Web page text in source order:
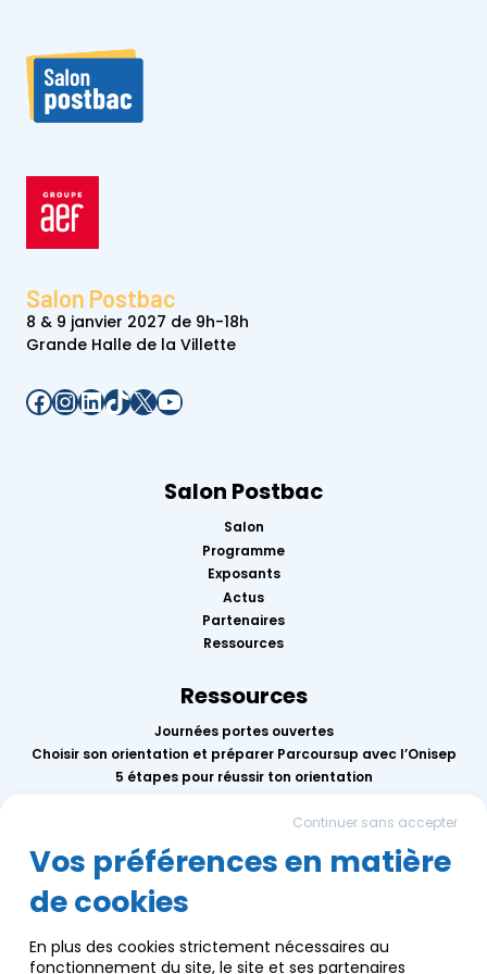
Salon Postbac
8 & 9 janvier 2027 de 9h-18h
Grande Halle de la Villette
Facebook
Instagram
LinkedIn
TikTok
X YouTube
Salon Postbac
Salon
Programme
Exposants
Actus
Partenaires
Ressources
Ressources
Journées portes ouvertes
Choisir son orientation et préparer Parcoursup avec l’Onisep
5 étapes pour réussir ton orientation
Mercredis de l’orientation
Calendrier des événements AEF info
Groupe AEF
Nous contacter
Continuer sans accepter
Vos préférences en matière
de cookies
En plus des cookies strictement nécessaires au
fonctionnement du site, le site et ses partenaires